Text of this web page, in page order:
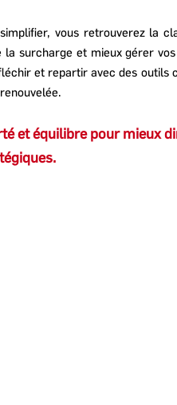
vous retrouverez la
la surcharge et mieux gérer
et repartir avec des outils
et équilibre pour mieux